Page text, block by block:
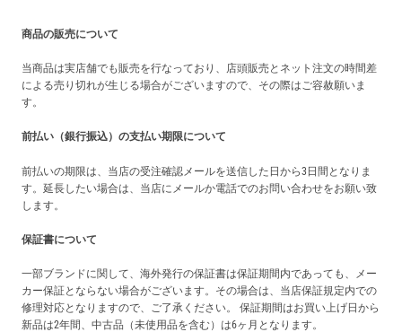
商品の販売について
当商品は実店舗でも販売を行なっており、店頭販売とネット注文の時間差
による売り切れが生じる場合がございますので、その際はご容赦願いま
す。
前払い（銀行振込）の支払い期限について
前払いの期限は、当店の受注確認メールを送信した日から3日間となりま
す。延長したい場合は、当店にメールか電話でのお問い合わせをお願い致
します。
保証書について
一部ブランドに関して、海外発行の保証書は保証期間内であっても、メー
カー保証とならない場合がございます。その場合は、当店保証規定内での
修理対応となりますので、ご了承ください。 保証期間はお買い上げ日から
新品は2年間、中古品（未使用品を含む）は6ヶ月となります。